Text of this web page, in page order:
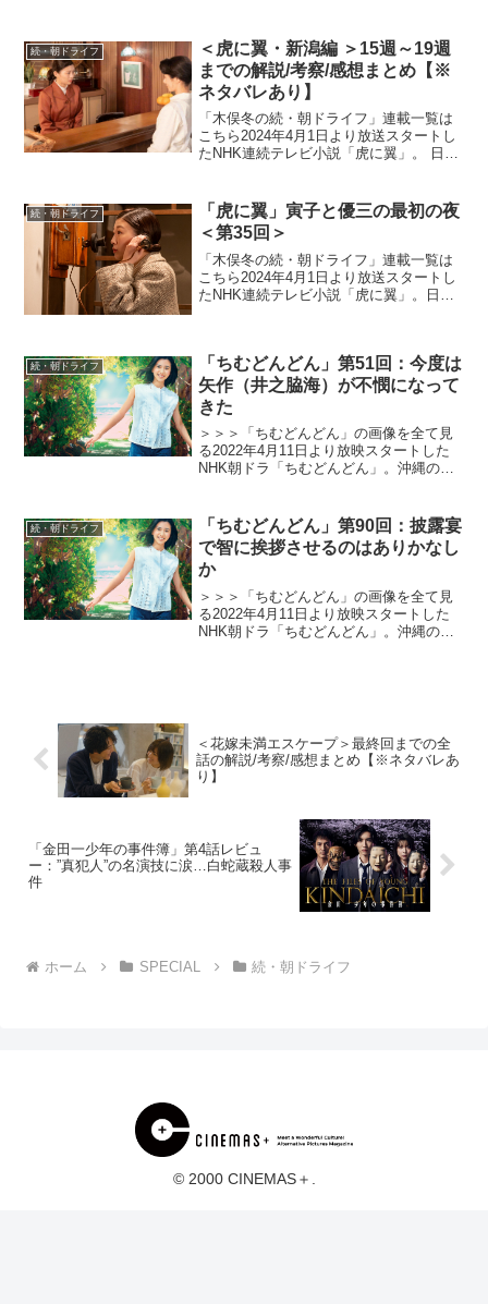
をモデルにオリジナルストーリーで描く
本作。歌って踊る...
続・朝ドライフ
＜虎に翼・新潟編 ＞15週～19週
までの解説/考察/感想まとめ【※
ネタバレあり】
「木俣冬の続・朝ドライフ」連載一覧は
こちら2024年4月1日より放送スタートし
たNHK連続テレビ小説「虎に翼」。 日本
く本作。困難な時代に生まれながらも仲
間たちと切磋琢...
続・朝ドライフ
「虎に翼」寅子と優三の最初の夜
＜第35回＞
「木俣冬の続・朝ドライフ」連載一覧は
こちら2024年4月1日より放送スタートし
たNHK連続テレビ小説「虎に翼」。日本
間たちと切磋琢磨...
続・朝ドライフ
「ちむどんどん」第51回：今度は
矢作（井之脇海）が不憫になって
きた
＞＞＞「ちむどんどん」の画像を全て見
る2022年4月11日より放映スタートした
NHK朝ドラ「ちむどんどん」。沖縄の本
夢をかける主人公と支え合う兄妹たちの
絆を描くストーリ...
続・朝ドライフ
「ちむどんどん」第90回：披露宴
で智に挨拶させるのはありかなし
か
＞＞＞「ちむどんどん」の画像を全て見
る2022年4月11日より放映スタートした
NHK朝ドラ「ちむどんどん」。沖縄の本
＜花嫁未満エスケープ＞最終回までの全
話の解説/考察/感想まとめ【※ネタバレあ
り】
「金田一少年の事件簿」第4話レビュ
ー：”真犯人”の名演技に涙…白蛇蔵殺人事
件
ホーム SPECIAL 続・朝ドライフ
© 2000 CINEMAS＋.